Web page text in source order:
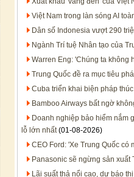
Việt Nam trong làn sóng AI
Dân số Indonesia vượt 290
Ngành Trí tuệ Nhân tạo của
Warren Eng: 'Chúng ta không
Trung Quốc đề ra mục tiêu
Cuba triển khai biện pháp
Bamboo Airways bất ngờ
Doanh nghiệp bảo hiểm nắm
lỗ lớn nhất(01-08-2026)
CEO Ford: 'Xe Trung Quốc có
Panasonic sẽ ngừng sản xuất
Lãi suất thả nổi cao, dự báo